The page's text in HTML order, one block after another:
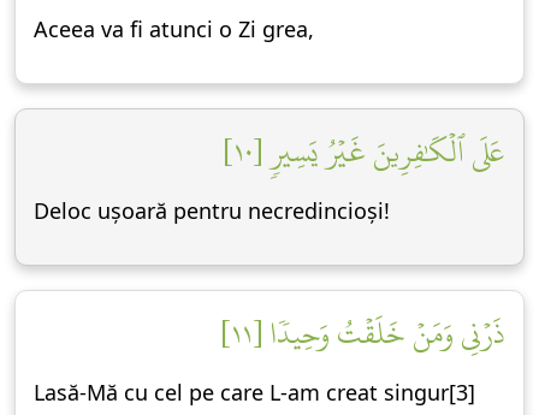
Aceea va fi atunci o Zi grea,
عَلَى ٱلۡكَٰفِرِينَ غَيۡرُ يَسِيرٖ [١٠]
Deloc ușoară pentru necredincioși!
ذَرۡنِي وَمَنۡ خَلَقۡتُ وَحِيدٗا [١١]
Lasă-Mă cu cel pe care L-am creat singur[3]